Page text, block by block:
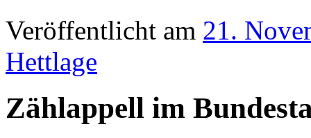
Veröffentlicht am 21.
Hettlage
Zählappell im